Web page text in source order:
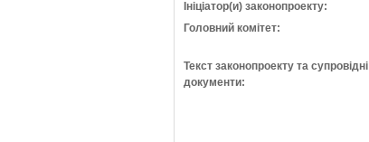
Ініціатор(и) законопроекту:
Головний комітет:
Текст законопроекту та супровідні
документи: